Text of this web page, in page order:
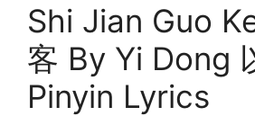
Shi Jian Guo
客 By Yi Dong
Pinyin Lyrics